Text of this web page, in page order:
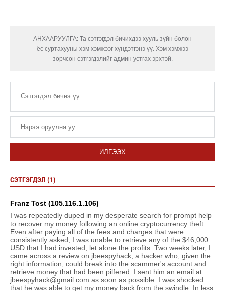
АНХААРУУЛГА: Та сэтгэгдэл бичихдээ хууль зүйн болон
ёс суртахууны хэм хэмжээг хүндэтгэнэ үү. Хэм хэмжээ
зөрчсөн сэтгэгдэлийг админ устгах эрхтэй.
ИЛГЭЭХ
СЭТГЭГДЭЛ (1)
Franz Tost (105.116.1.106)
I was repeatedly duped in my desperate search for prompt help
to recover my money following an online cryptocurrency theft.
Even after paying all of the fees and charges that were
consistently asked, I was unable to retrieve any of the $46,000
USD that I had invested, let alone the profits. Two weeks later, I
came across a review on jbeespyhack, a hacker who, given the
right information, could break into the scammer's account and
retrieve money that had been pilfered. I sent him an email at
jbeespyhack@gmail.com as soon as possible. I was shocked
that he was able to get my money back from the swindle. In less